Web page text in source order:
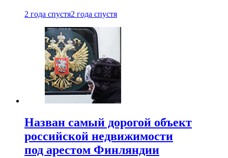
2 года спустя2 года спустя
Назван самый дорогой объект
российской недвижимости
под арестом Финляндии